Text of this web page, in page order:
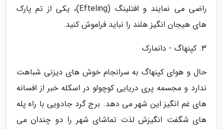
راضی می نمایند و افتلینگ (Efteling)، یکی از تم پارک
های هیجان انگیز هلند را نباید فراموش کنید.
3. کپنهاگ - دانمارک
حال و هوای کپنهاگ به سرانجام خوش های دیزنی شباهت
ندارد و مجسمه پری دریایی کوچولو در اسکله خبر از افسانه
های غم انگیز این شهر می دهد. برج گرد جادویی با راه پله
های شگفت انگیزش لذت تماشای شهر را دو چندان می